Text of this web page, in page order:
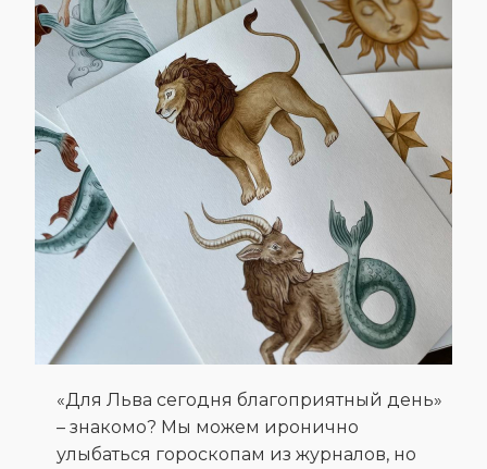
«Для Льва сегодня благоприятный день»
– знакомо? Мы можем иронично
улыбаться гороскопам из журналов, но